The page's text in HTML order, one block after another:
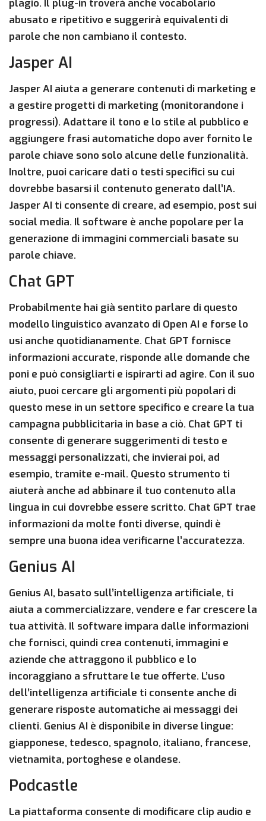
plagio. Il plug-in troverà anche vocabolario
abusato e ripetitivo e suggerirà equivalenti di
parole che non cambiano il contesto.
Jasper AI
Jasper AI aiuta a generare contenuti di marketing e
a gestire progetti di marketing (monitorandone i
progressi). Adattare il tono e lo stile al pubblico e
aggiungere frasi automatiche dopo aver fornito le
parole chiave sono solo alcune delle funzionalità.
Inoltre, puoi caricare dati o testi specifici su cui
dovrebbe basarsi il contenuto generato dall’IA.
Jasper AI ti consente di creare, ad esempio, post sui
social media. Il software è anche popolare per la
generazione di immagini commerciali basate su
parole chiave.
Chat GPT
Probabilmente hai già sentito parlare di questo
modello linguistico avanzato di Open AI e forse lo
usi anche quotidianamente. Chat GPT fornisce
informazioni accurate, risponde alle domande che
poni e può consigliarti e ispirarti ad agire. Con il suo
aiuto, puoi cercare gli argomenti più popolari di
questo mese in un settore specifico e creare la tua
campagna pubblicitaria in base a ciò. Chat GPT ti
consente di generare suggerimenti di testo e
messaggi personalizzati, che invierai poi, ad
esempio, tramite e-mail. Questo strumento ti
aiuterà anche ad abbinare il tuo contenuto alla
lingua in cui dovrebbe essere scritto. Chat GPT trae
informazioni da molte fonti diverse, quindi è
sempre una buona idea verificarne l’accuratezza.
Genius AI
Genius AI, basato sull’intelligenza artificiale, ti
aiuta a commercializzare, vendere e far crescere la
tua attività. Il software impara dalle informazioni
che fornisci, quindi crea contenuti, immagini e
aziende che attraggono il pubblico e lo
incoraggiano a sfruttare le tue offerte. L’uso
dell’intelligenza artificiale ti consente anche di
generare risposte automatiche ai messaggi dei
clienti. Genius AI è disponibile in diverse lingue:
giapponese, tedesco, spagnolo, italiano, francese,
vietnamita, portoghese e olandese.
Podcastle
La piattaforma consente di modificare clip audio e